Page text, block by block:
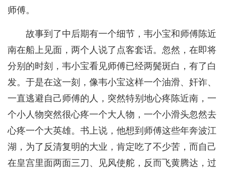
师傅。
故事到了中后期有一个细节，韦小宝和师傅陈近
南在船上见面，两个人说了点客套话。忽然，在即将
分别的时刻，韦小宝看见师傅已经两鬓斑白，有了白
发。于是在这一刻，像韦小宝这样一个油滑、奸诈、
一直逃避自己师傅的人，突然特别地心疼陈近南，一
个小人物突然很心疼一个大人物，一个小滑头忽然去
心疼一个大英雄。书上说，他想到师傅这些年奔波江
湖，为了反清复明的大业，肯定吃了不少苦，而自己
在皇宫里面两面三刀、见风使舵，反而飞黄腾达，过